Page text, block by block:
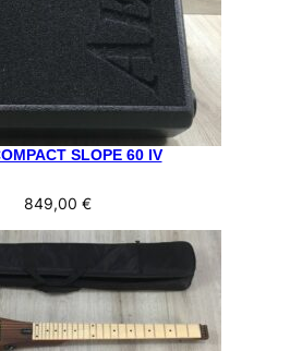
SLOPE 60 IV
849,00 €